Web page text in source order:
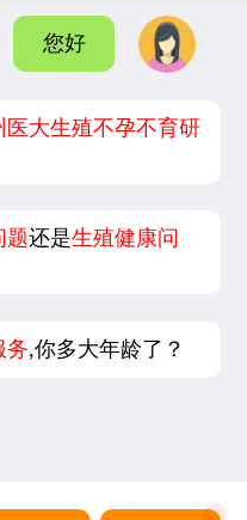
您好
医大生殖不孕不育研
题还是生殖健康问
务,你多大年龄了？